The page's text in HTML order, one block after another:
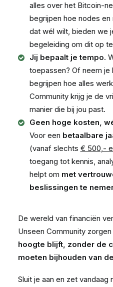
alles over het Bitcoin-
begrijpen hoe nodes
dat wél wilt, bieden we
begeleiding om dit op
Jij bepaalt je tempo.
toepassen? Of neem je
begrijpen hoe alles
Community krijg je de
manier die bij jou past.
Geen hoge kosten,
Voor een betaalbare
(vanaf slechts € 500,-
toegang tot kennis,
helpt om met
beslissingen te
De wereld van financiën
Unseen Community
hoogte blijft, zonder de
moeten bijhouden van
Sluit je aan en zet